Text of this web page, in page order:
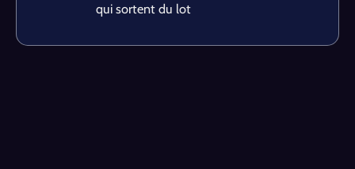
qui sortent du lot